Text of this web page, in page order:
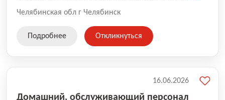
Мы стремимся к постоянному развитию и улучшению
и инициативных сотрудников.
Челябинская обл г Челябинск
Подробнее Откликнуться
Домашний, обслуживающий персонал
16.06.2026